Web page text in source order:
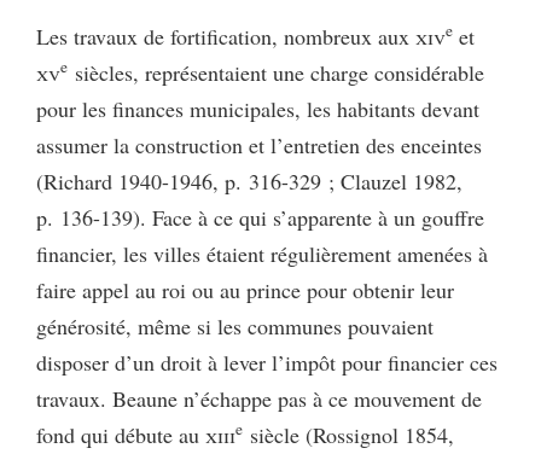
Les travaux de fortification, nombreux aux xive et
xve siècles, représentaient une charge considérable
pour les finances municipales, les habitants devant
assumer la construction et l’entretien des enceintes
(Richard 1940-1946, p. 316-329 ; Clauzel 1982,
p. 136-139). Face à ce qui s’apparente à un gouffre
financier, les villes étaient régulièrement amenées à
faire appel au roi ou au prince pour obtenir leur
générosité, même si les communes pouvaient
disposer d’un droit à lever l’impôt pour financier ces
travaux. Beaune n’échappe pas à ce mouvement de
fond qui débute au xiiie siècle (Rossignol 1854,